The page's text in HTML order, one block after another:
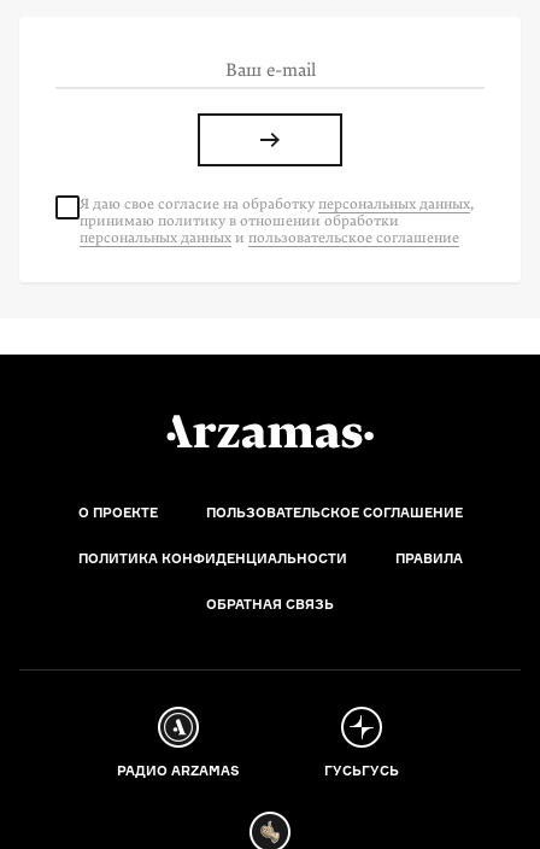
Я даю свое согласие на обработку персональных данных,
принимаю политику в отношении обработки
персональных данных и пользовательское соглашение
О ПРОЕКТЕ ПОЛЬЗОВАТЕЛЬСКОЕ СОГЛАШЕНИЕ
ПОЛИТИКА КОНФИДЕНЦИАЛЬНОСТИ ПРАВИЛА
ОБРАТНАЯ СВЯЗЬ
РАДИО ARZAMAS ГУСЬГУСЬ